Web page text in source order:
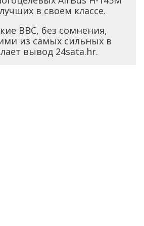
в своем классе.
ВВС, без сомнения,
из самых сильных в
вывод 24sata.hr.